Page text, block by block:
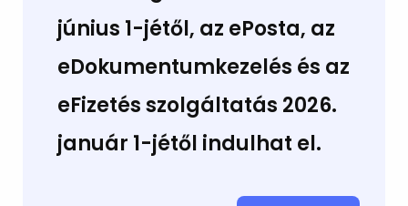
június 1-jétől, az ePosta, az
eDokumentumkezelés és az
eFizetés szolgáltatás 2026.
január 1-jétől indulhat el.